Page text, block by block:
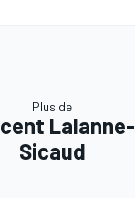
Plus de
Lalanne-
Sicaud